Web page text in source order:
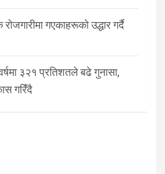
गएकाहरूको उद्धार गर्दै
३२१ प्रतिशतले बढे गुनासा,
गरिँदै